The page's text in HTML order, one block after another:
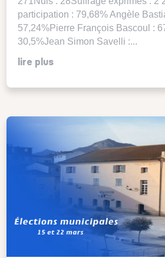
participation : 79,68% Angèle
57,24%Pierre François Bascoul :
30,5%Jean Simon Savelli :...
lire plus